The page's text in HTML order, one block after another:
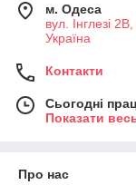
м. Одеса
вул. Інглезі
Україна
Контакти
Сьогодні
Показати
Про нас